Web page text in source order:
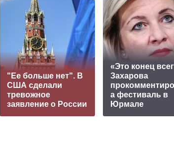
"Ее больше нет". В
США сделали
тревожное
заявление о России
«Это конец
Захарова
а фестиваль в
Юрмале